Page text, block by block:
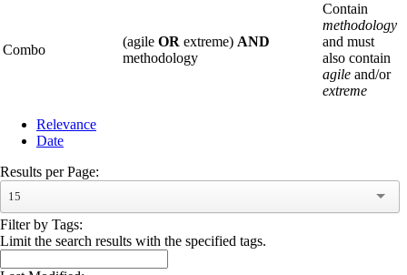
Combo
(agile OR extreme) AND
methodology
Contain
methodology
and must
also contain
agile and/or
extreme
Relevance
Date
Results per Page:
15
Filter by Tags:
Limit the search results with the specified tags.